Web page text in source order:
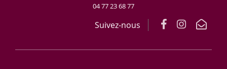
04 77 23 68 77
Suivez-nous